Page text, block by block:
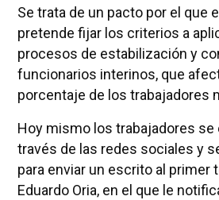
Se trata de un pacto por el que
pretende fijar los criterios a
procesos de estabilización y
funcionarios interinos, que
porcentaje de los trabajadores
Hoy mismo los trabajadores se
través de las redes sociales y
para enviar un escrito al primer
Eduardo Oria, en el que le